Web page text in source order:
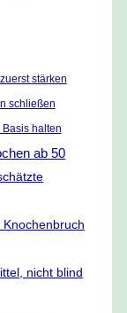
stärken
schließen
halten
ab 50
nicht blind